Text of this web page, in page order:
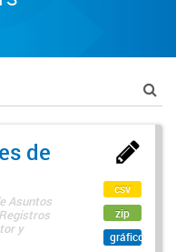
de
Asuntos
y
csv
zip
gráfico